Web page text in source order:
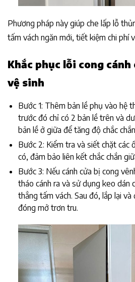
Phương pháp này giúp che lấp lỗ
tấm vách ngăn mới, tiết kiệm chi phí
Khắc phục lỗi cong cánh
vệ sinh
Bước 1: Thêm bản lề phụ vào hệ
trước đó chỉ có 2 bản lề trên và
bản lề ở giữa để tăng độ chắc
Bước 2: Kiểm tra và siết chặt các
có, đảm bảo liên kết chắc chắn
Bước 3: Nếu cánh cửa bị cong
tháo cánh ra và sử dụng keo dán
thẳng tấm vách. Sau đó, lắp lại và
đóng mở trơn tru.